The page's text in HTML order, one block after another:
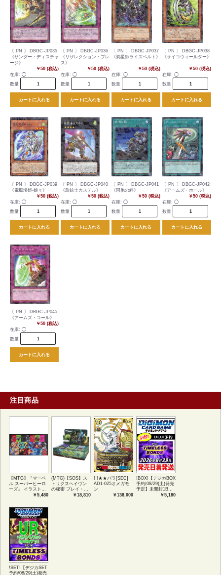
〔 PN 〕 DBGC-JP035
《サンダー・ディスチャ
ージ》
￥50 (税込)
在庫: ◯
数量
カートに入れる
〔 PN 〕 DBGC-JP036
《リザレクション・ブレ
ス》
￥50 (税込)
在庫: ◯
数量
カートに入れる
〔 PN 〕 DBGC-JP037
《調星師ライズベルト》
￥50 (税込)
在庫: ◯
数量
カートに入れる
〔 PN 〕 DBGC-JP038
《サイコウィールダー》
￥50 (税込)
在庫: ◯
数量
カートに入れる
〔 PN 〕 DBGC-JP039
《電脳堺姫-娘々》
￥50 (税込)
在庫: ◯
数量
カートに入れる
〔 PN 〕 DBGC-JP040
《鳥銃士カステル》
￥50 (税込)
在庫: ◯
数量
カートに入れる
〔 PN 〕 DBGC-JP041
《同胞の絆》
￥50 (税込)
在庫: ◯
数量
カートに入れる
〔 PN 〕 DBGC-JP042
《アームズ・ホール》
￥50 (税込)
在庫: ◯
数量
カートに入れる
〔 PN 〕 DBGC-JP045
《アームズ・コール》
￥50 (税込)
在庫: ◯
数量
カートに入れる
注目商品
【MTG】『マーベ
ル スーパーヒーロ
ーズ』 イラストコ
レクション 54種コ
アートカード(JPN)
￥5,480
(MTG)【SOS】ス
トリクスヘイヴン
の秘密 プレイ・ブ
ースター1BOX日本
￥18,810
! !★★パラ[SEC]
AD1-025オメガモ
ン
￥138,000
!BOX!【デジカBOX
予約/08/29(土)発売
予定】未開封1BOX
￥5,180
!SET!【デジカSET
予約/08/29(土)発売